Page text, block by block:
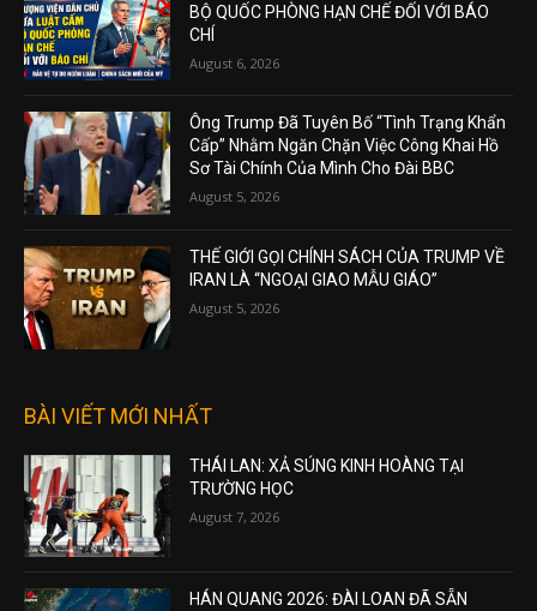
BỘ QUỐC PHÒNG HẠN CHẾ ĐỐI VỚI BÁO
CHÍ
August 6, 2026
Ông Trump Đã Tuyên Bố “Tình Trạng Khẩn
Cấp” Nhằm Ngăn Chặn Việc Công Khai Hồ
Sơ Tài Chính Của Mình Cho Đài BBC
August 5, 2026
THẾ GIỚI GỌI CHÍNH SÁCH CỦA TRUMP VỀ
IRAN LÀ “NGOẠI GIAO MẪU GIÁO”
August 5, 2026
BÀI VIẾT MỚI NHẤT
THÁI LAN: XẢ SÚNG KINH HOÀNG TẠI
TRƯỜNG HỌC
August 7, 2026
HÁN QUANG 2026: ĐÀI LOAN ĐÃ SẴN